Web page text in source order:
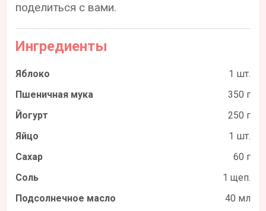
поделиться с вами.
Ингредиенты
Яблоко
1 шт.
Пшеничная мука
350 г
Йогурт
250 г
Яйцо
1 шт.
Сахар
60 г
Соль
1 щеп.
Подсолнечное масло
40 мл